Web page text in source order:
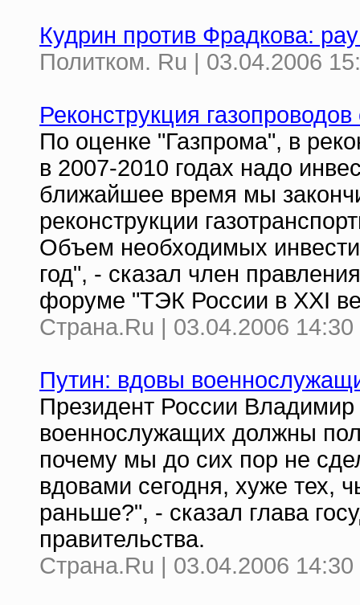
Кудрин против Фрадкова:
Политком. Ru | 03.04.2006
Реконструкция
По оценке "Газпрома", в
в 2007-2010 годах надо
ближайшее время мы
реконструкции
Объем необходимых
год", - сказал член
форуме "ТЭК России в XXI
Страна.Ru | 03.04.2006 14:30
Путин: вдовы
Президент России Владимир
военнослужащих должны
почему мы до сих пор не
вдовами сегодня, хуже тех,
раньше?", - сказал глава
правительства.
Страна.Ru | 03.04.2006 14:30